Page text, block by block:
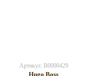
Артикул: B0000429
Hugo Boss